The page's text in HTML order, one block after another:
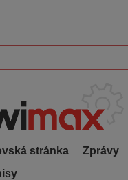
stránka Zprávy